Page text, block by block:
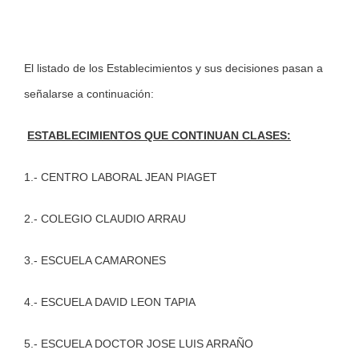
El listado de los Establecimientos y sus decisiones pasan a
señalarse a continuación:
ESTABLECIMIENTOS QUE CONTINUAN CLASES:
1.- CENTRO LABORAL JEAN PIAGET
2.- COLEGIO CLAUDIO ARRAU
3.- ESCUELA CAMARONES
4.- ESCUELA DAVID LEON TAPIA
5.- ESCUELA DOCTOR JOSE LUIS ARRAÑO